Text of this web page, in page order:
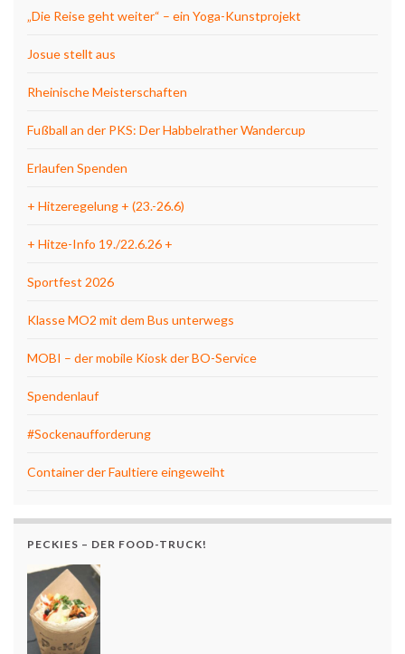
„Die Reise geht weiter“ – ein Yoga-Kunstprojekt
Josue stellt aus
Rheinische Meisterschaften
Fußball an der PKS: Der Habbelrather Wandercup
Erlaufen Spenden
+ Hitzeregelung + (23.-26.6)
+ Hitze-Info 19./22.6.26 +
Sportfest 2026
Klasse MO2 mit dem Bus unterwegs
MOBI – der mobile Kiosk der BO-Service
Spendenlauf
#Sockenaufforderung
Container der Faultiere eingeweiht
PECKIES – DER FOOD-TRUCK!